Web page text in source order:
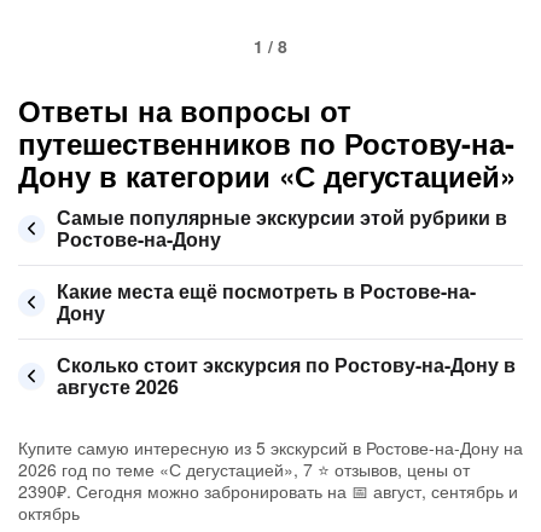
1 / 8
Ответы на вопросы от
путешественников по Ростову-на-
Дону в категории «С дегустацией»
Самые популярные экскурсии этой рубрики в
Ростове-на-Дону
Какие места ещё посмотреть в Ростове-на-
Дону
Сколько стоит экскурсия по Ростову-на-Дону в
августе 2026
Купите самую интересную из 5 экскурсий в Ростове-на-Дону на
2026 год по теме «С дегустацией», 7 ⭐ отзывов, цены от
2390₽. Сегодня можно забронировать на 📅 август, сентябрь и
октябрь